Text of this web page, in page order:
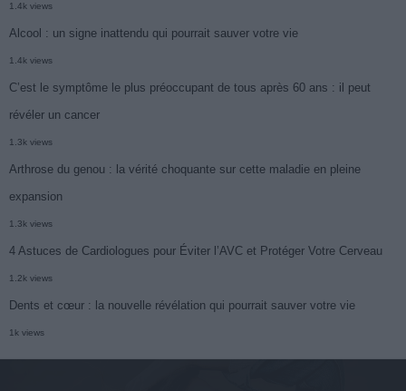
1.4k views
Alcool : un signe inattendu qui pourrait sauver votre vie
1.4k views
C’est le symptôme le plus préoccupant de tous après 60 ans : il peut
révéler un cancer
1.3k views
Arthrose du genou : la vérité choquante sur cette maladie en pleine
expansion
1.3k views
4 Astuces de Cardiologues pour Éviter l’AVC et Protéger Votre Cerveau
1.2k views
Dents et cœur : la nouvelle révélation qui pourrait sauver votre vie
1k views